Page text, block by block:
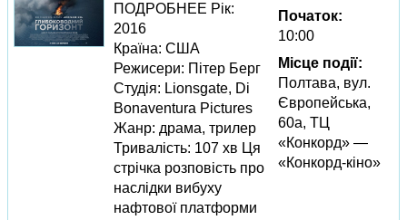
ПОДРОБНЕЕ Рік:
2016
Країна: США
Режисери: Пітер Берг
Студія: Lionsgate, Di
Bonaventura Pictures
Жанр: драма, трилер
Тривалість: 107 хв Ця
стрічка розповість про
наслідки вибуху
нафтової платформи
Початок:
10:00
Місце події:
Полтава, вул.
Європейська,
60а, ТЦ
«Конкорд» —
«Конкорд-кіно»